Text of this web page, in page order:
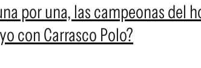
por una, las campeonas del
con Carrasco Polo?